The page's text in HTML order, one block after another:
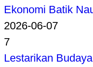
Ekonomi Batik
2026-06-07
7
Lestarikan